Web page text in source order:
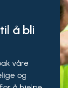
å bli
våre
og